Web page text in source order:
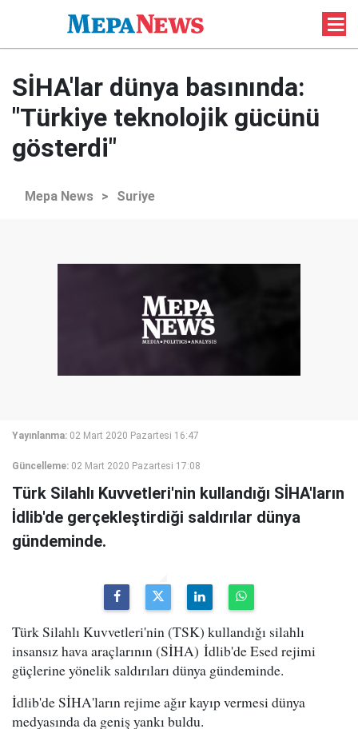
SİHA'lar dünya basınında:
"Türkiye teknolojik gücünü
gösterdi"
Mepa News > Suriye
Yayınlanma: 02 Mart 2020 Pazartesi 16:47
Güncelleme: 02 Mart 2020 Pazartesi 17:08
Türk Silahlı Kuvvetleri'nin kullandığı SİHA'ların
İdlib'de gerçekleştirdiği saldırılar dünya
gündeminde.
Türk Silahlı Kuvvetleri'nin (TSK) kullandığı silahlı
insansız hava araçlarının (SİHA) İdlib'de Esed rejimi
güçlerine yönelik saldırıları dünya gündeminde.
İdlib'de SİHA'ların rejime ağır kayıp vermesi dünya
medyasında da geniş yankı buldu.